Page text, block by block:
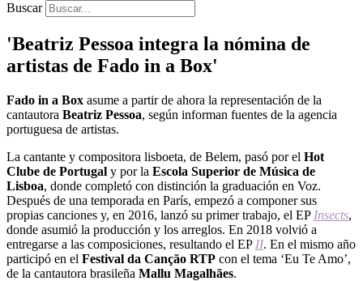
Buscar
'Beatriz Pessoa integra la nómina de
artistas de Fado in a Box'
Fado in a Box asume a partir de ahora la representación de la
cantautora Beatriz Pessoa, según informan fuentes de la agencia
portuguesa de artistas.
La cantante y compositora lisboeta, de Belem, pasó por el Hot
Clube de Portugal y por la Escola Superior de Música de
Lisboa, donde completó con distinción la graduación en Voz.
Después de una temporada en París, empezó a componer sus
propias canciones y, en 2016, lanzó su primer trabajo, el EP Insects,
donde asumió la producción y los arreglos. En 2018 volvió a
entregarse a las composiciones, resultando el EP II. En el mismo año
participó en el Festival da Canção RTP con el tema ‘Eu Te Amo’,
de la cantautora brasileña Mallu Magalhães.